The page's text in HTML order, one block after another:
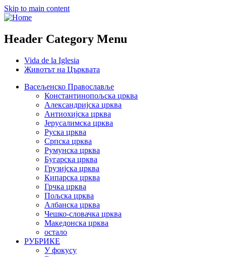
Skip to main content
Header Category Menu
Vida de la Iglesia
Животът на Църквата
Васељенско Православље
Константинопољска црква
Александријска црква
Антиохијска црква
Јерусалимска црква
Руска црква
Српска црква
Румунска црква
Бугарска црква
Грузијска црква
Кипарска црква
Грчка црква
Пољска црква
Албанска црква
Чешко-словачка црква
Македонска црква
остало
РУБРИКЕ
У фокусу